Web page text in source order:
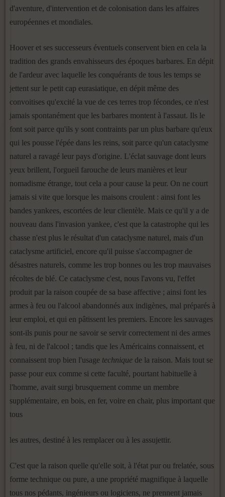
d'aventure, d'inter­vention et de colonisation dans les affaires
européennes et mondiales.
Hoover et ses successeurs éventuels conservent bien en cela la
tradi­tion des grands envahisseurs des époques barbares. En dépit
de l'ardeur avec laquelle les conquérants de tous les temps se
jettent sur le petit cap eurasiatique, en dépit même des
convoitises qu'excité la vue de ces ter­res trop fécondes, ce n'est
jamais spontanément que les barbares mon­tent à l'assaut. Ils le
font soit parce qu'ils y sont contraints par un plus barbare qu'eux
qui les pousse l'épée dans les reins, soit parce qu'un ca­taclysme
naturel a ravagé leur pays d'origine. L'éclat sauvage dont leurs
yeux brillent, l'orgueil farouche de leurs manières et leur
nomadisme étrange, tout cela a pour cause la peur. On ne court
jamais si vite que lorsque les maisons croulent : ainsi font les
bandes yankees, escortées de leur clientèle. Mais ce qu'il y a de
nouveau dans l'invasion yankee, c'est que la catastrophe qui les
chasse n'est plus le résultat d'un cataclysme naturel, mais d'un
cataclysme artificiel, encore qu'il puisse s'accompa­gner de
désastres naturels, comme les trop bonnes ou les trop mauvaises
récoltes de blé. Ce cataclysme c'est, nous l'avons vu, l'effet
produit par la raison coupée de sa base affective ; ainsi font les
armes à feu ou l'al­cool abandonnés aux indigènes, mal préparés à
leur emploi, et qui en pâtissent les premiers. Encore les sauvages
sont-ils punis pour ne savoir se servir correctement ni des armes
à feu, ni de l'alcool ; tandis que les Américains connaissent, et
connaissent trop bien l'usage technique de la raison. Mais tout se
passe pour eux comme si cette faculté, pour­tant habituelle à
l'homme, avait surgi brusquement comme un membre
supplémentaire, en bois, en fer, voire en chair, plus important que
tous
les autres, destiné à les remplacer ou à les assujettir.
C'est que la raison quelle qu'elle soit, à l'état pur ou frelatée, sous
forme technique ou pure, a une propriété magnifique à laquelle
tous nos pédants, ingénieurs ou logiciens, ne prennent jamais